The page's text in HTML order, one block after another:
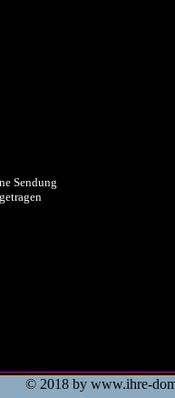
© 2018 by www.ihre-